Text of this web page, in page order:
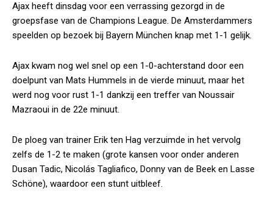
Ajax heeft dinsdag voor een verrassing gezorgd in de
groepsfase van de Champions League. De Amsterdammers
speelden op bezoek bij Bayern München knap met 1-1 gelijk.
Ajax kwam nog wel snel op een 1-0-achterstand door een
doelpunt van Mats Hummels in de vierde minuut, maar het
werd nog voor rust 1-1 dankzij een treffer van Noussair
Mazraoui in de 22e minuut.
De ploeg van trainer Erik ten Hag verzuimde in het vervolg
zelfs de 1-2 te maken (grote kansen voor onder anderen
Dusan Tadic, Nicolás Tagliafico, Donny van de Beek en Lasse
Schöne), waardoor een stunt uitbleef.